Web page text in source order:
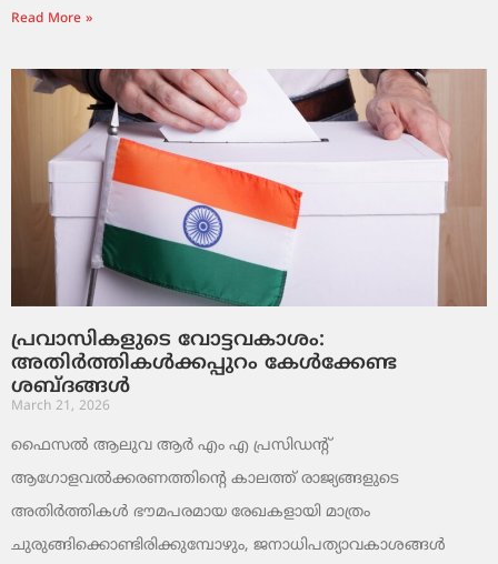
Read More »
പ്രവാസികളുടെ വോട്ടവകാശം:
അതിർത്തികൾക്കപ്പുറം കേൾക്കേണ്ട
ശബ്ദങ്ങൾ
March 21, 2026
ഫൈസൽ ആലുവ ആർ എം എ പ്രസിഡന്റ്
ആഗോളവൽക്കരണത്തിന്റെ കാലത്ത് രാജ്യങ്ങളുടെ
അതിർത്തികൾ ഭൗമപരമായ രേഖകളായി മാത്രം
ചുരുങ്ങിക്കൊണ്ടിരിക്കുമ്പോഴും, ജനാധിപത്യാവകാശങ്ങൾ